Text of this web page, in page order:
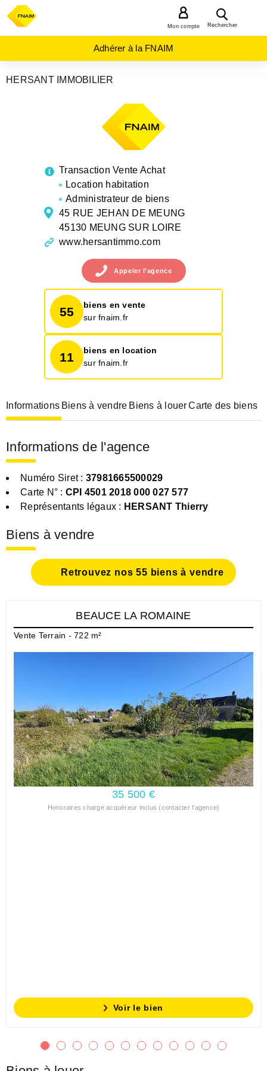
Rechercher
Mon compte
Adhérer à la FNAIM
HERSANT IMMOBILIER
Transaction Vente Achat
Location habitation
Administrateur de biens
45 RUE JEHAN DE MEUNG
45130 MEUNG SUR LOIRE
www.hersantimmo.com
Appeler l’agence
55
biens en vente
sur fnaim.fr
11
biens en location
sur fnaim.fr
Informations Biens à vendre Biens à louer Carte des biens
Informations de l'agence
Numéro Siret : 37981665500029
Carte N° : CPI 4501 2018 000 027 577
Représentants légaux : HERSANT Thierry
Biens à vendre
Retrouvez nos 55 biens à vendre
BEAUCE LA ROMAINE
Vente Terrain - 722 m²
35 500 €
Honoraires charge acquéreur inclus (contacter l'agence)
Voir le bien